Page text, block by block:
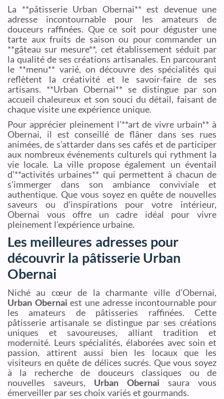
La **pâtisserie Urban Obernai** est devenue une
adresse incontournable pour les amateurs de
douceurs raffinées. Que ce soit pour déguster une
tarte aux fruits de saison ou pour commander un
**gâteau sur mesure**, cet établissement séduit par
la qualité de ses créations artisanales. En parcourant
le **menu** varié, on découvre des spécialités qui
reflètent la créativité et le savoir-faire de ses
artisans. **Urban Obernai** se distingue par son
accueil chaleureux et son souci du détail, faisant de
chaque visite une expérience unique.
Pour apprécier pleinement l’**art de vivre urbain** à
Obernai, il est conseillé de flâner dans ses rues
animées, de s’attarder dans ses cafés et de participer
aux nombreux événements culturels qui rythment la
vie locale. La ville propose également un éventail
d’**activités urbaines** qui permettent à chacun de
s’immerger dans son ambiance conviviale et
authentique. Que vous soyez en quête de nouvelles
saveurs ou d’inspirations pour votre intérieur,
Obernai vous offre un cadre idéal pour vivre
pleinement l’expérience urbaine.
Les meilleures adresses pour
découvrir la pâtisserie Urban
Obernai
Niché au cœur de la charmante ville d’Obernai,
Urban Obernai est une adresse incontournable pour
les amateurs de pâtisseries raffinées. Cette
pâtisserie artisanale se distingue par ses créations
uniques et savoureuses, alliant tradition et
modernité. Leurs spécialités, élaborées avec soin et
passion, attirent aussi bien les locaux que les
visiteurs en quête de délices sucrés. Que vous soyez
à la recherche de douceurs classiques ou de
nouvelles saveurs, Urban Obernai saura vous
émerveiller par ses choix variés et gourmands.